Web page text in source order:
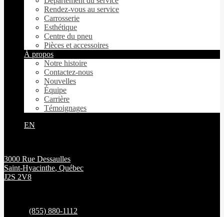
Rendez-vous au service
Carrosserie
Esthétique
Centre du pneu
Pièces et accessoires
À propos
Notre histoire
Contactez-nous
Nouvelles
Équipe
Carrière
Témoignages
EN
3000 Rue Dessaulles
Saint-Hyacinthe, Québec
J2S 2V8
(855) 880-1112